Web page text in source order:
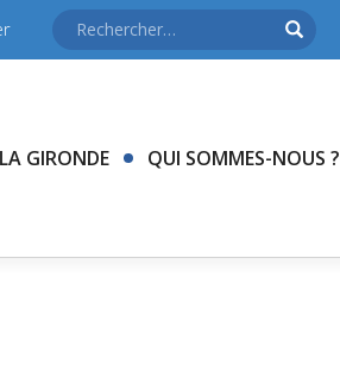
GIRONDE QUI SOMMES-NOUS ?